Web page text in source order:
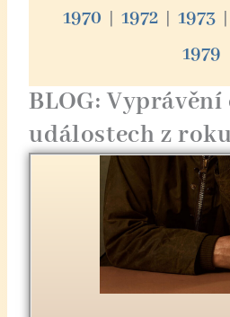
1970
1972| 1973|
1979
BLOG: Vyprávění
událostech z